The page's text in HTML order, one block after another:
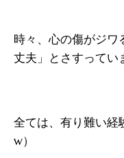
時々、心の傷がジワ
丈夫」とさすってい
全ては、有り難い経
w）